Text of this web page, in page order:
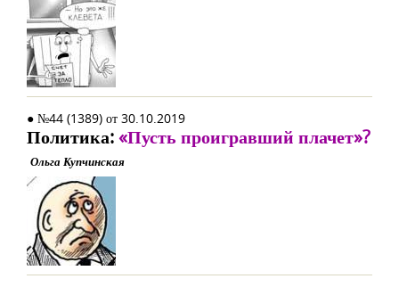
● №44 (1389) от 30.10.2019
Политика:«Пусть проигравший плачет»?
Ольга Купчинская